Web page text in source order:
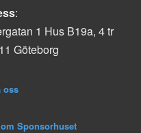
:
1 Hus B19a, 4 tr
Göteborg
oss
Sponsorhuset